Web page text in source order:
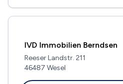
IVD Immobilien Berndsen
Reeser Landstr. 211
46487 Wesel